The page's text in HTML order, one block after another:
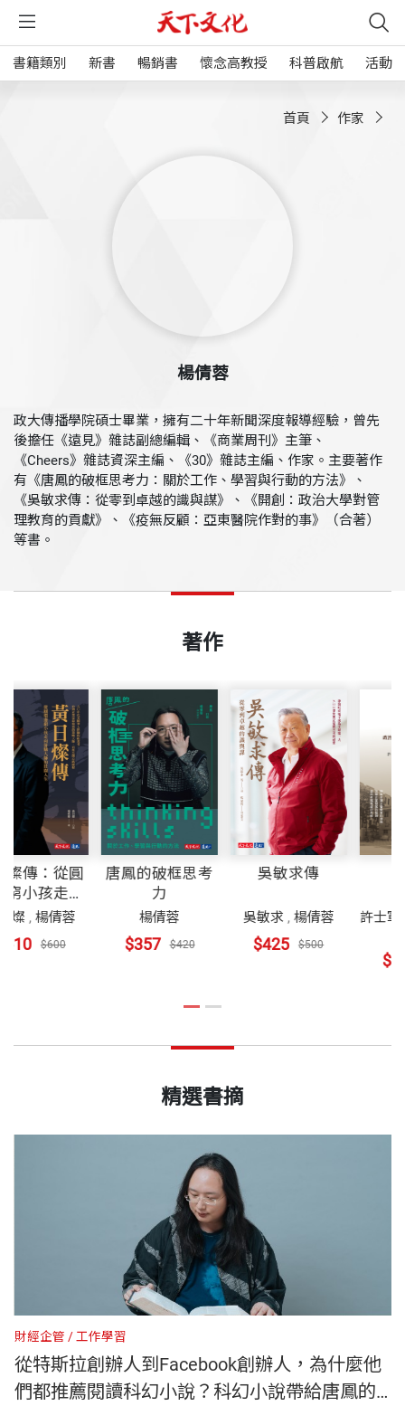
書籍類別 新書 暢銷書 懷念高教授 科普啟航 活動
首頁 作家
楊倩蓉
政大傳播學院碩士畢業，擁有二十年新聞深度報導經驗，曾先
後擔任《遠見》雜誌副總編輯、《商業周刊》主筆、
《Cheers》雜誌資深主編、《30》雜誌主編、作家。主要著作
有《唐鳳的破框思考力：關於工作、學習與行動的方法》、
《吳敏求傳：從零到卓越的識與謀》、《開創：政治大學對管
理教育的貢獻》、《疫無反顧：亞東醫院作對的事》（合著）
等書。
著作
黃日燦傳：從圓
環邊窮小孩走向
併購大師的壯闊
黃日燦,
$510
唐鳳的破框思考
$357
吳敏求傳
吳敏求, 楊倩蓉
$425
精選書摘
財經企管 工作學習
從特斯拉創辦人到Facebook創辦人，為什麼他
們都推薦閱讀科幻小說？科幻小說帶給唐鳳的